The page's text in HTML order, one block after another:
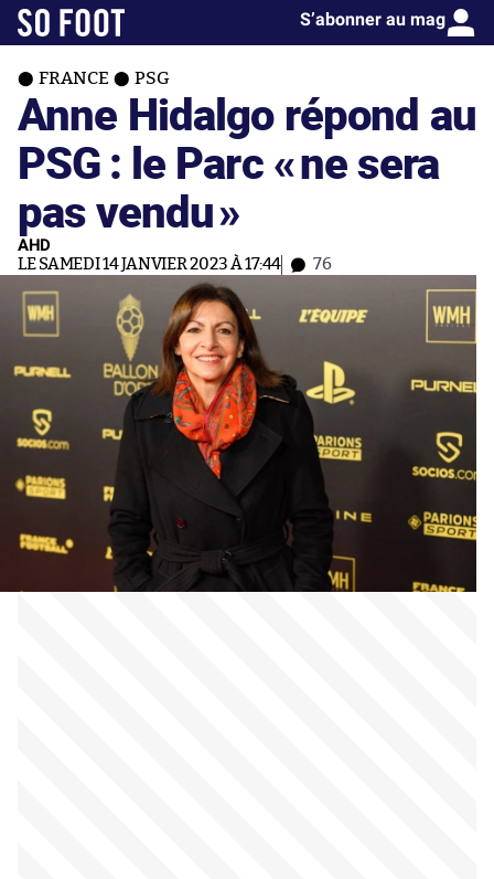
S’abonner au mag
FRANCE PSG
Anne Hidalgo répond au
PSG : le Parc «ne sera
pas vendu»
AHD
LE SAMEDI 14 JANVIER 2023 À 17:44 76